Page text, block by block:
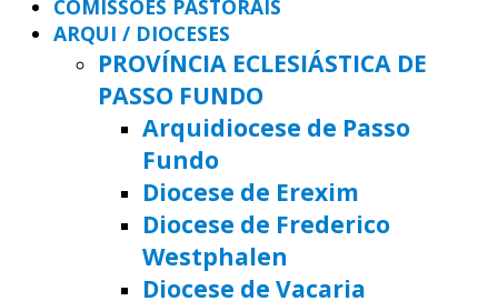
COMISSÕES PASTORAIS
ARQUI / DIOCESES
PROVÍNCIA ECLESIÁSTICA DE
PASSO FUNDO
Arquidiocese de Passo
Fundo
Diocese de Erexim
Diocese de Frederico
Westphalen
Diocese de Vacaria